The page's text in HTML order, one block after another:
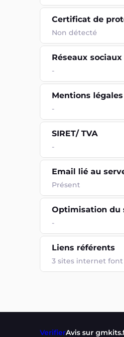
Certificat de
Non détecté
Réseaux sociaux
-
Mentions légales
-
SIRET/ TVA
-
Email lié au
Présent
Optimisation du
-
Liens référents
3 sites internet
VerifierAvis sur